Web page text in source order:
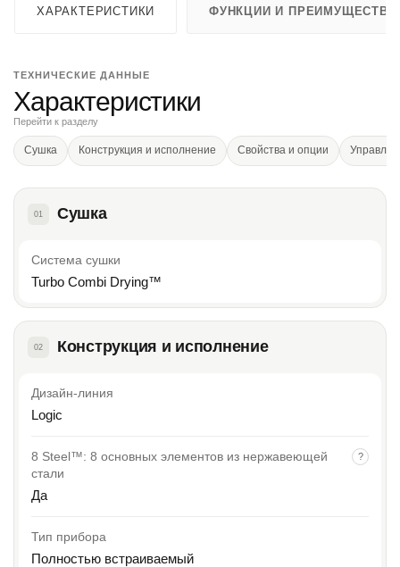
ХАРАКТЕРИСТИКИ ФУНКЦИИ И ПРЕИМУЩЕСТВА
ТЕХНИЧЕСКИЕ ДАННЫЕ
Характеристики
Перейти к разделу
Сушка Конструкция и исполнение Свойства и опции
01 Сушка
Система сушки
Turbo Combi Drying™
02 Конструкция и исполнение
Дизайн-линия
Logic
8 Steel™: 8 основных элементов из нержавеющей
стали
?
Да
Тип прибора
Полностью встраиваемый